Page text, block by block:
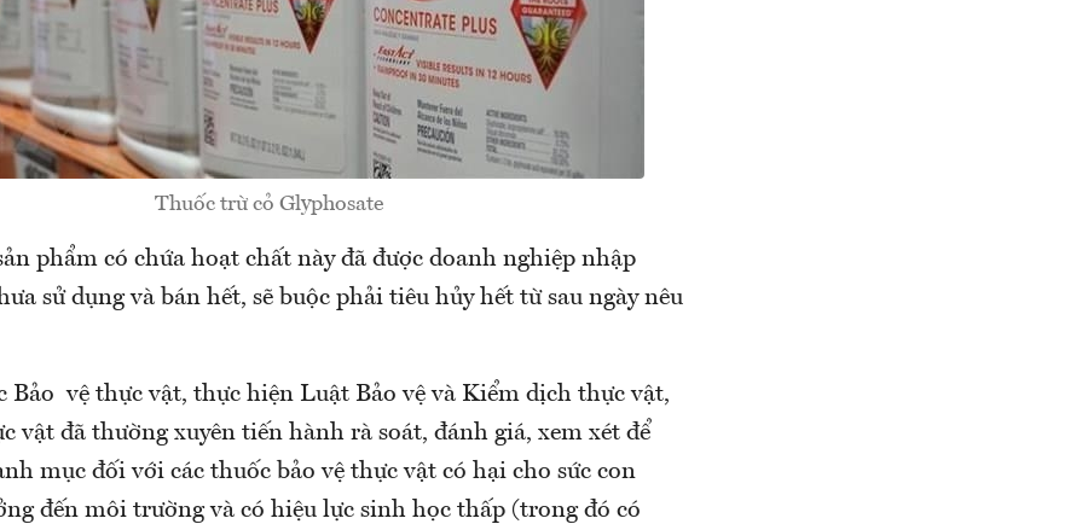
Thuốc trừ cỏ Glyphosate
phẩm có chứa hoạt chất này đã được doanh nghiệp nhập
sử dụng và bán hết, sẽ buộc phải tiêu hủy hết từ sau ngày nêu
Bảo vệ thực vật, thực hiện Luật Bảo vệ và Kiểm dịch thực vật,
vật đã thường xuyên tiến hành rà soát, đánh giá, xem xét để
mục đối với các thuốc bảo vệ thực vật có hại cho sức con
đến môi trường và có hiệu lực sinh học thấp (trong đó có